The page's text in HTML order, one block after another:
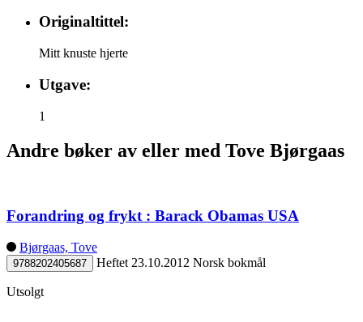
Originaltittel:
Mitt knuste hjerte
Utgave:
1
Andre bøker av eller med Tove Bjørgaas
Forandring og frykt : Barack Obamas USA
Bjørgaas, Tove
9788202405687 Heftet 23.10.2012 Norsk bokmål
Utsolgt